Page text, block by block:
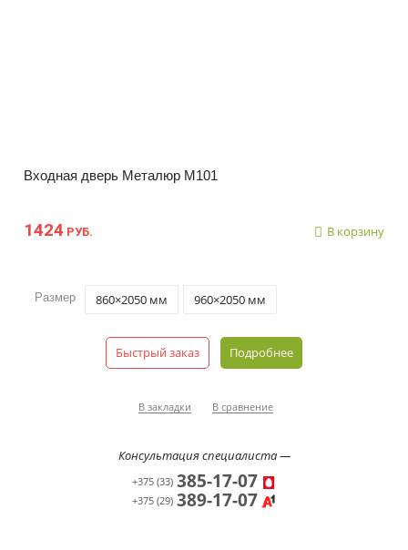
Входная дверь Металюр М101
1424 РУБ. В корзину
Размер 860×2050 мм 960×2050 мм
Быстрый заказ Подробнее
В закладки В сравнение
Консультация специалиста —
+375 (33) 385-17-07
+375 (29) 389-17-07